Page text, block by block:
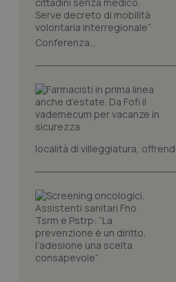
Conferenza...
località di villeggiatura,